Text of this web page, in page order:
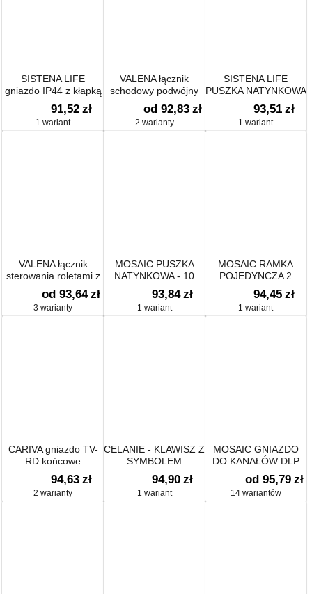
SISTENA LIFE
gniazdo IP44 z kłapką
transparentną
91,52 zł
1 wariant
VALENA łącznik
schodowy podwójny
podświetlany
od 92,83 zł
2 warianty
SISTENA LIFE
PUSZKA NATYNKOWA
POTRÓJNA POZIOMA
ARCTIC
93,51 zł
1 wariant
VALENA łącznik
sterowania roletami z
blokadą mechaniczną
od 93,64 zł
3 warianty
MOSAIC PUSZKA
NATYNKOWA - 10
LUB 4X2 MODUŁY
POZIOMO 40MM DO
UCHYTU 0802 54
93,84 zł
1 wariant
MOSAIC RAMKA
POJEDYNCZA 2
MODUŁY BIAŁA
ANTYBAK IP44 DO
UCHWYTU NR REF
94,45 zł
1 wariant
CARIVA gniazdo TV-
RD końcowe
94,63 zł
2 warianty
CELANIE - KLAWISZ Z
SYMBOLEM
DZWONKA
HOTELOWY
TYTANOWY
94,90 zł
1 wariant
MOSAIC GNIAZDO
DO KANAŁÓW DLP
od 95,79 zł
14 wariantów